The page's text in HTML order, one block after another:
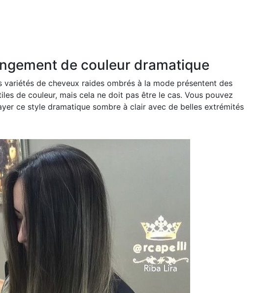
de couleur dramatique
variétés de cheveux raides ombrés à la mode présentent des
de couleur, mais cela ne doit pas être le cas. Vous pouvez
ce style dramatique sombre à clair avec de belles extrémités